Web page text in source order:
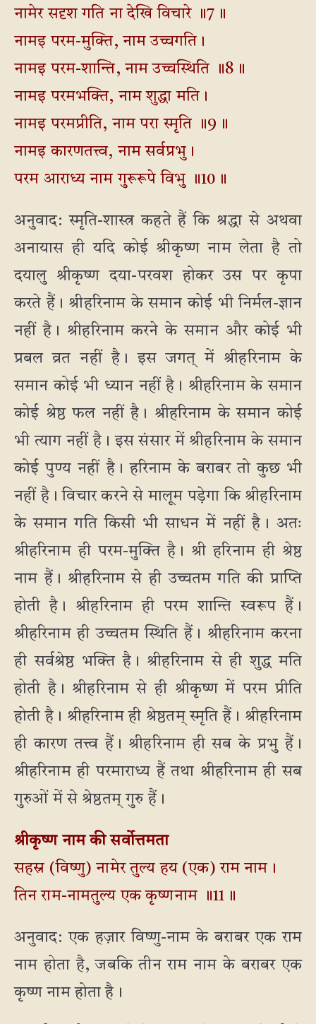
नामेर सदृश गति ना देखि विचारे ॥7॥
नामइ परम-मुक्ति, नाम उच्चगति।
नामइ परम-शान्ति, नाम उच्चस्थिति ॥8॥
नामइ परमभक्ति, नाम शुद्धा मति।
नामइ परमप्रीति, नाम परा स्मृति ॥9॥
नामइ कारणतत्त्व, नाम सर्वप्रभु।
परम आराध्य नाम गुरूरूपे विभु ॥10॥
अनुवाद: स्मृति-शास्त्र कहते हैं कि श्रद्धा से अथवा
अनायास ही यदि कोई श्रीकृष्ण नाम लेता है तो
दयालु श्रीकृष्ण दया-परवश होकर उस पर कृपा
करते हैं। श्रीहरिनाम के समान कोई भी निर्मल-ज्ञान
नहीं है। श्रीहरिनाम करने के समान और कोई भी
प्रबल व्रत नहीं है। इस जगत् में श्रीहरिनाम के
समान कोई भी ध्यान नहीं है। श्रीहरिनाम के समान
कोई श्रेष्ठ फल नहीं है। श्रीहरिनाम के समान कोई
भी त्याग नहीं है। इस संसार में श्रीहरिनाम के समान
कोई पुण्य नहीं है। हरिनाम के बराबर तो कुछ भी
नहीं है। विचार करने से मालूम पड़ेगा कि श्रीहरिनाम
के समान गति किसी भी साधन में नहीं है। अतः
श्रीहरिनाम ही परम-मुक्ति है। श्री हरिनाम ही श्रेष्ठ
नाम हैं। श्रीहरिनाम से ही उच्चतम गति की प्राप्ति
होती है। श्रीहरिनाम ही परम शान्ति स्वरूप हैं।
श्रीहरिनाम ही उच्चतम स्थिति हैं। श्रीहरिनाम करना
ही सर्वश्रेष्ठ भक्ति है। श्रीहरिनाम से ही शुद्ध मति
होती है। श्रीहरिनाम से ही श्रीकृष्ण में परम प्रीति
होती है। श्रीहरिनाम ही श्रेष्ठतम् स्मृति हैं। श्रीहरिनाम
ही कारण तत्त्व हैं। श्रीहरिनाम ही सब के प्रभु हैं।
श्रीहरिनाम ही परमाराध्य हैं तथा श्रीहरिनाम ही सब
गुरुओं में से श्रेष्ठतम् गुरु हैं।
श्रीकृष्ण नाम की सर्वोत्तमता
सहस्र (विष्णु) नामेर तुल्य हय (एक) राम नाम।
तिन राम-नामतुल्य एक कृष्णनाम ॥11॥
अनुवाद: एक हज़ार विष्णु-नाम के बराबर एक राम
नाम होता है, जबकि तीन राम नाम के बराबर एक
कृष्ण नाम होता है।